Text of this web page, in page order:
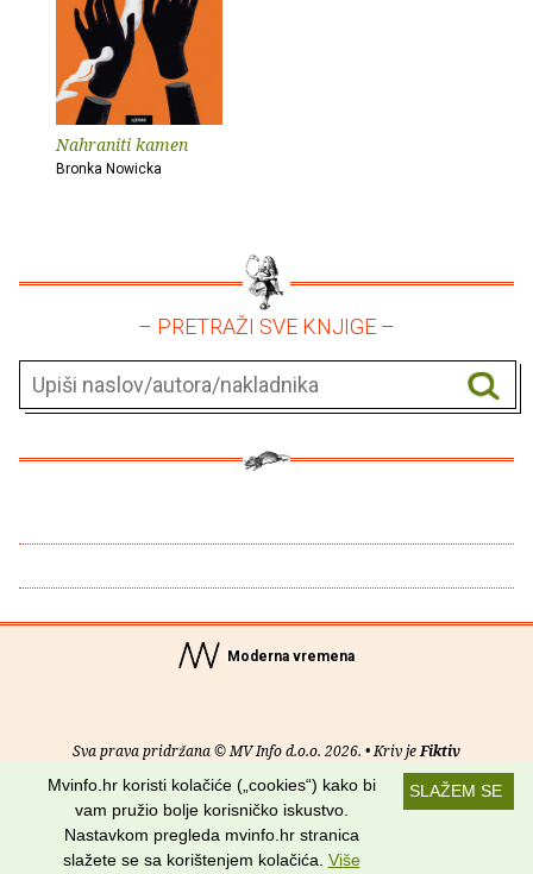
Nahraniti kamen
Bronka Nowicka
– PRETRAŽI SVE KNJIGE –
Moderna vremena
Sva prava pridržana © MV Info d.o.o. 2026. • Kriv jeFiktiv
O nama• Pomoć• Uvjeti korištenja•RSS kanali
Potraži nas na:
SLAŽEM SE
Mvinfo.hr koristi kolačiće („cookies“) kako bi
vam pružio bolje korisničko iskustvo.
Nastavkom pregleda mvinfo.hr stranica
slažete se sa korištenjem kolačića. Više